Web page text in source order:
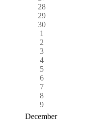
28
29
30
1
2
3
4
5
6
7
8
9
December